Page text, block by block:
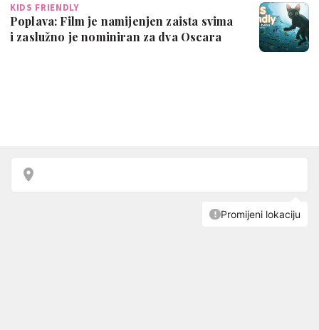
KIDS FRIENDLY
Poplava: Film je namijenjen zaista svima
i zaslužno je nominiran za dva Oscara